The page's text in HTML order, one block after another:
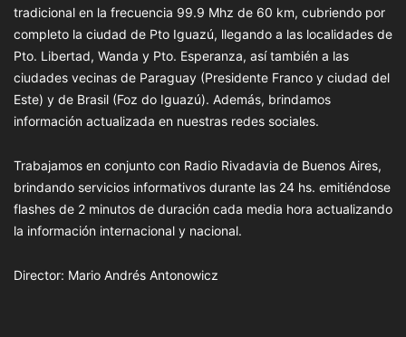
tradicional en la frecuencia 99.9 Mhz de 60 km, cubriendo por
completo la ciudad de Pto Iguazú, llegando a las localidades de
Pto. Libertad, Wanda y Pto. Esperanza, así también a las
ciudades vecinas de Paraguay (Presidente Franco y ciudad del
Este) y de Brasil (Foz do Iguazú). Además, brindamos
información actualizada en nuestras redes sociales.
Trabajamos en conjunto con Radio Rivadavia de Buenos Aires,
brindando servicios informativos durante las 24 hs. emitiéndose
flashes de 2 minutos de duración cada media hora actualizando
la información internacional y nacional.
Director: Mario Andrés Antonowicz